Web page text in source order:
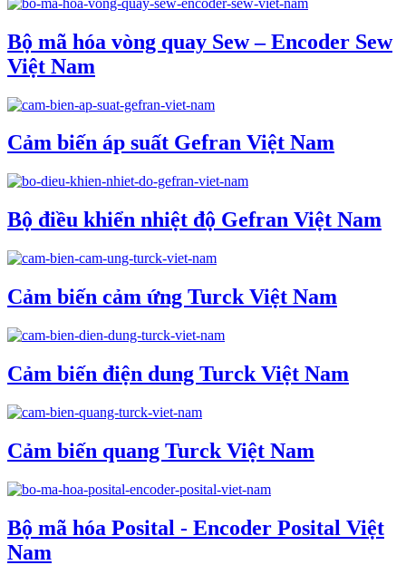
Bộ mã hóa vòng quay Sew – Encoder Sew
Việt Nam
Cảm biến áp suất Gefran Việt Nam
Bộ điều khiển nhiệt độ Gefran Việt Nam
Cảm biến cảm ứng Turck Việt Nam
Cảm biến điện dung Turck Việt Nam
Cảm biến quang Turck Việt Nam
Bộ mã hóa Posital - Encoder Posital Việt
Nam